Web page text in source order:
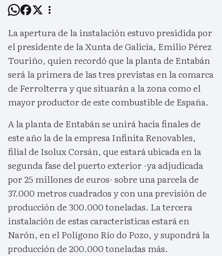
La apertura de la instalación estuvo presidida por
el presidente de la Xunta de Galicia, Emilio Pérez
Touriño, quien recordó que la planta de Entabán
será la primera de las tres previstas en la comarca
de Ferrolterra y que situarán a la zona como el
mayor productor de este combustible de España.
A la planta de Entabán se unirá hacia finales de
este año la de la empresa Infinita Renovables,
filial de Isolux Corsán, que estará ubicada en la
segunda fase del puerto exterior -ya adjudicada
por 25 millones de euros- sobre una parcela de
37.000 metros cuadrados y con una previsión de
producción de 300.000 toneladas. La tercera
instalación de estas características estará en
Narón, en el Polígono Río do Pozo, y supondrá la
producción de 200.000 toneladas más.